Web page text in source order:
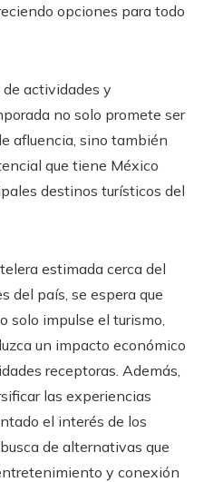
opciones para todo
actividades y
no solo promete ser
afluencia, sino también
que tiene México
destinos turísticos del
estimada cerca del
del país, se espera que
solo impulse el turismo,
un impacto económico
receptoras. Además,
las experiencias
el interés de los
de alternativas que
y conexión